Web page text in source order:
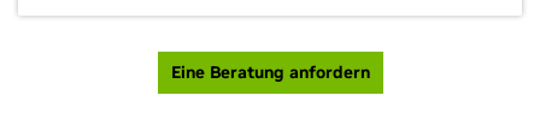
Eine Beratung anfordern